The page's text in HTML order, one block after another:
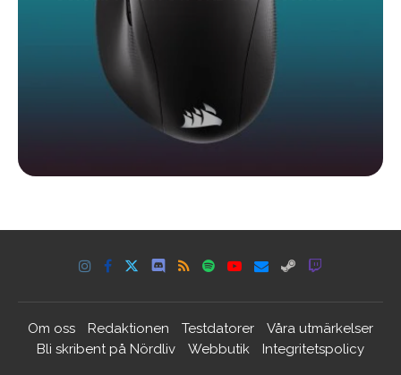
Om oss Redaktionen Testdatorer
Våra utmärkelser
Bli skribent på Nördliv
Webbutik Integritetspolicy